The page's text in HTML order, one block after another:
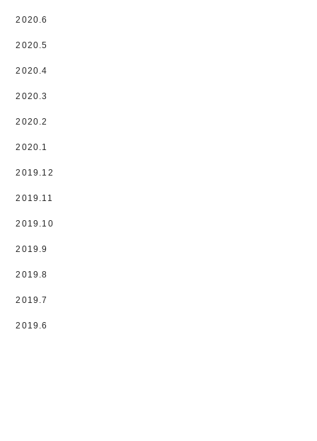
2020.6
2020.5
2020.4
2020.3
2020.2
2020.1
2019.12
2019.11
2019.10
2019.9
2019.8
2019.7
2019.6